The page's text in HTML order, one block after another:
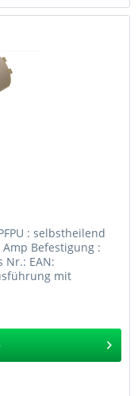
: selbstheilend
Befestigung :
Nr.: EAN:
mit